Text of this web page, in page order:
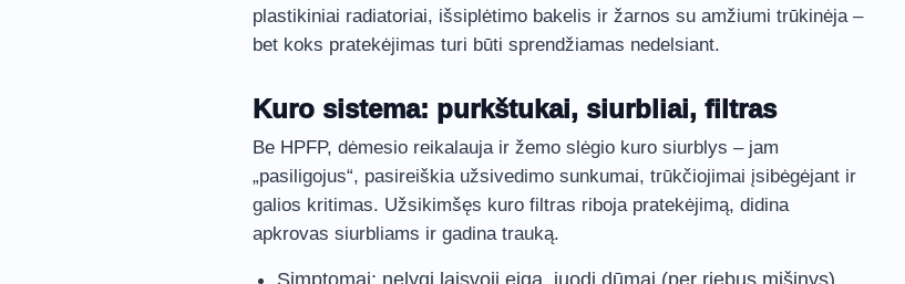
plastikiniai radiatoriai, išsiplėtimo bakelis ir žarnos su amžiumi trūkinėja –
bet koks pratekėjimas turi būti sprendžiamas nedelsiant.
Kuro sistema: purkštukai, siurbliai, filtras
Be HPFP, dėmesio reikalauja ir žemo slėgio kuro siurblys – jam
„pasiligojus“, pasireiškia užsivedimo sunkumai, trūkčiojimai įsibėgėjant ir
galios kritimas. Užsikimšęs kuro filtras riboja pratekėjimą, didina
apkrovas siurbliams ir gadina trauką.
Simptomai: nelygi laisvoji eiga, juodi dūmai (per riebus mišinys)